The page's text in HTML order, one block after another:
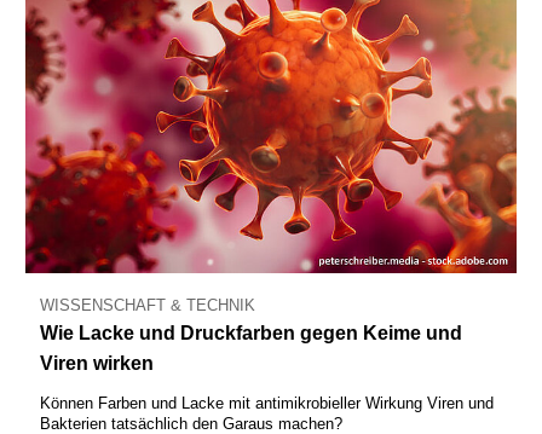
WISSENSCHAFT & TECHNIK
Wie Lacke und Druckfarben gegen Keime und
Viren wirken
Können Farben und Lacke mit antimikrobieller Wirkung Viren und
Bakterien tatsächlich den Garaus machen?